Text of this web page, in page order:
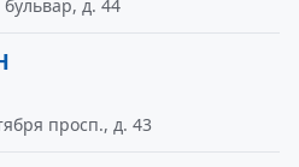
д. 44
просп., д. 43